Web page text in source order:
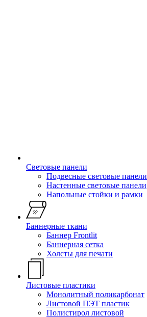
Световые панели
Подвесные световые панели
Настенные световые панели
Напольные стойки и рамки
Баннерные ткани
Баннер Frontlit
Баннерная сетка
Холсты для печати
Листовые пластики
Монолитный поликарбонат
Листовой ПЭТ пластик
Полистирол листовой